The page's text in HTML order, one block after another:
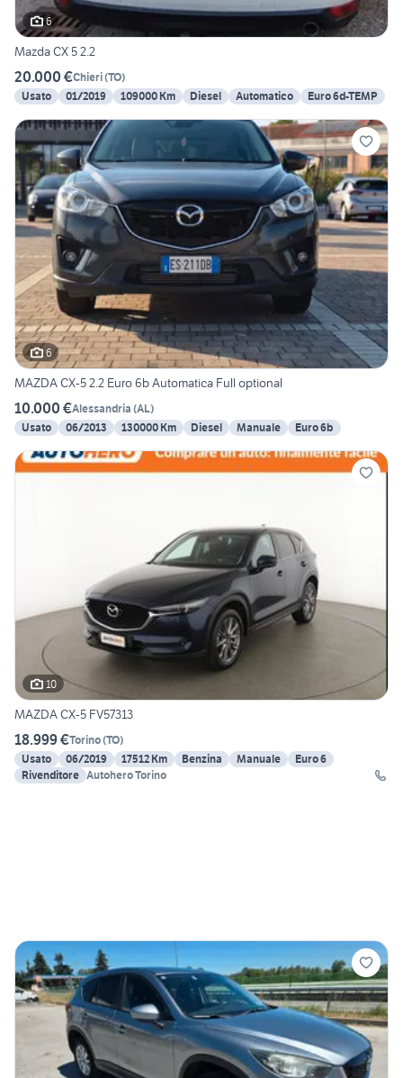
6
Mazda CX 5 2.2
20.000 €Chieri(TO)
Usato
01/2019 109000 Km Diesel Automatico Euro 6d-TEMP
6
MAZDA CX-5 2.2 Euro 6b Automatica Full optional
10.000 €Alessandria (AL)
Usato
06/2013 130000 Km Diesel Manuale Euro 6b
10
MAZDA CX-5 FV57313
18.999 €Torino(TO)
Usato
06/2019 17512 Km Benzina Manuale
Euro 6
Rivenditore Autohero Torino